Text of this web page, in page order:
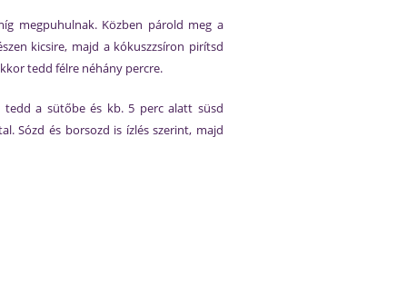
megpuhulnak. Közben párold meg a
kicsire, majd a kókuszzsíron pirítsd
tedd félre néhány percre.
tedd a sütőbe és kb. 5 perc alatt süsd
Sózd és borsozd is ízlés szerint, majd